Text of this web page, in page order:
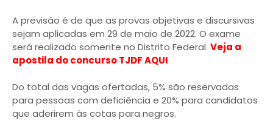
A previsão é de que as provas objetivas e discursivas
sejam aplicadas em 29 de maio de 2022. O exame
será realizado somente no Distrito Federal. Veja a
apostila do concurso TJDF AQUI
Do total das vagas ofertadas, 5% são reservadas
para pessoas com deficiência e 20% para candidatos
que aderirem às cotas para negros.